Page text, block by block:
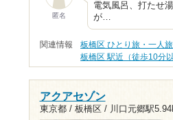
匿名
電気風呂、打たせ
が…
関連情報 板橋区 ひとり旅・一人旅
板橋区 駅近（徒歩10分以
アクアセゾン
東京都 / 板橋区 / 川口元郷駅